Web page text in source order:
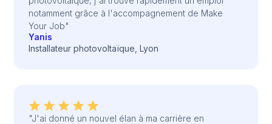
notamment grâce à l'accompagnement de Make
Your Job"
Yanis
Installateur photovoltaïque, Lyon
"J'ai donné un nouvel élan à ma carrière en